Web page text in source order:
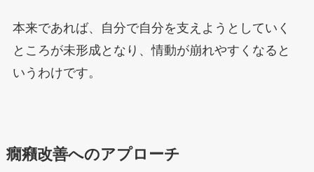
本来であれば、自分で自分を支えようとしていく
ところが未形成となり、情動が崩れやすくなると
いうわけです。
癇癪改善へのアプローチ